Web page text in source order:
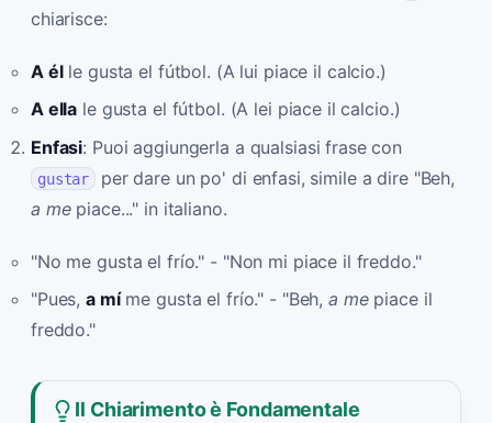
chiarisce:
A élle gusta el fútbol. (A lui piace il calcio.)
A ella le gusta el fútbol. (A lei piace il calcio.)
Enfasi: Puoi aggiungerla a qualsiasi frase con
gustar
per dare un po' di enfasi, simile a dire "Beh,
a mepiace..." in italiano.
"No me gusta el frío." - "Non mi piace il freddo."
"Pues,a míme gusta el frío." - "Beh,a mepiace il
freddo."
Il Chiarimento è Fondamentale